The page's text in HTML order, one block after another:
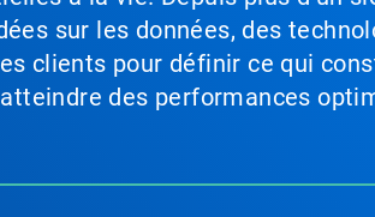
sur les données, des
clients pour définir ce qui
des performances